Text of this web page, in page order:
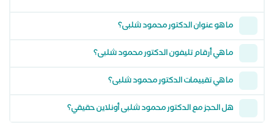
ما هو عنوان الدكتور محمود شلبى؟
ما هي أرقام تليفون الدكتور محمود شلبى؟
ما هي تقييمات الدكتور محمود شلبى؟
هل الحجز مع الدكتور محمود شلبى أونلاين حقيقي؟